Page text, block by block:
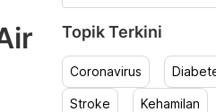
Topik Terkini
Coronavirus
Stroke Kehamilan